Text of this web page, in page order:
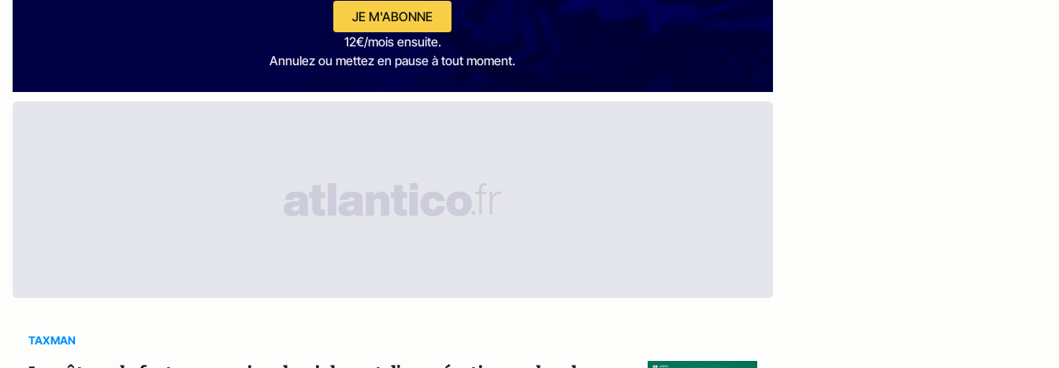
JE M'ABONNE
12€/mois ensuite.
Annulez ou mettez en pause à tout moment.
TAXMAN